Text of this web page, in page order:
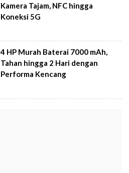
Kamera Tajam, NFC hingga
Koneksi 5G
4 HP Murah Baterai 7000 mAh,
Tahan hingga 2 Hari dengan
Performa Kencang